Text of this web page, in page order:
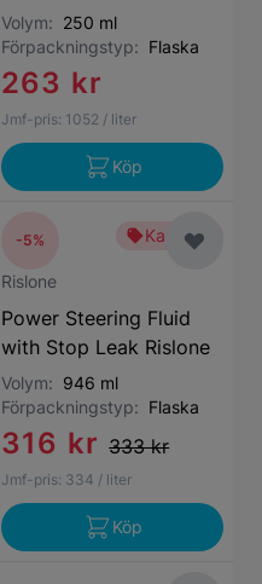
Volym: 250 ml
Förpackningstyp: Flaska
263 kr
Jmf-pris: 1052 / liter
Köp
Kampanj
Rislone
Power Steering Fluid
with Stop Leak Rislone
Volym: 946 ml
Förpackningstyp: Flaska
316 kr 333 kr
Jmf-pris: 334 / liter
-5%
Köp